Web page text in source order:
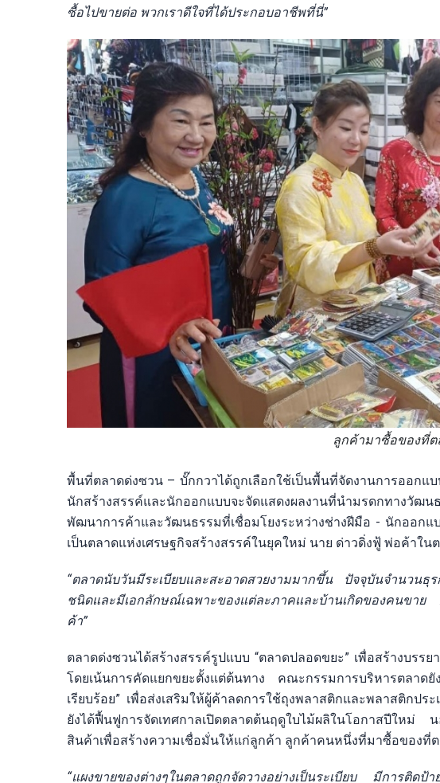
ซื้อไปขายต่อ พวกเราดีใจที่ได้ประกอบอาชีพที่นี่”
ลูกค้ามาซื้อของที่ต
พื้นที่ตลาดด่งซวน – บั๊กกวาได้ถูกเลือกใช้เป็นพื้นที่จัดงานการออกแ
นักสร้างสรรค์และนักออกแบบจะจัดแสดงผลงานที่นำมรดกทางวัฒ
พัฒนาการค้าและวัฒนธรรมที่เชื่อมโยงระหว่างช่างฝีมือ - นักออกแ
เป็นตลาดแห่งเศรษฐกิจสร้างสรรค์ในยุคใหม่ นาย ด่าวดิ่งฟู้ พ่อค้าใน
“ตลาดนับวันมีระเบียบและสะอาดสวยงามมากขึ้น ปัจจุบันจำนวน
ชนิดและมีเอกลักษณ์เฉพาะของแต่ละภาคและบ้านเกิดของคนข
ค้า”
ตลาดด่งซวนได้สร้างสรรค์รูปแบบ “ตลาดปลอดขยะ” เพื่อสร้างบร
โดยเน้นการคัดแยกขยะตั้งแต่ต้นทาง คณะกรรมการบริหารตลาด
เรียบร้อย” เพื่อส่งเสริมให้ผู้ค้าลดการใช้ถุงพลาสติกและพลาสติกป
ยังได้ฟื้นฟูการจัดเทศกาลเปิดตลาดต้นฤดูใบไม้ผลิในโอกาสปีใหม่
สินค้าเพื่อสร้างความเชื่อมั่นให้แก่ลูกค้า ลูกค้าคนหนึ่งที่มาซื้อของที่ต
“แผงขายของต่างๆในตลาดถูกจัดวางอย่างเป็นระเบียบ มีการติด